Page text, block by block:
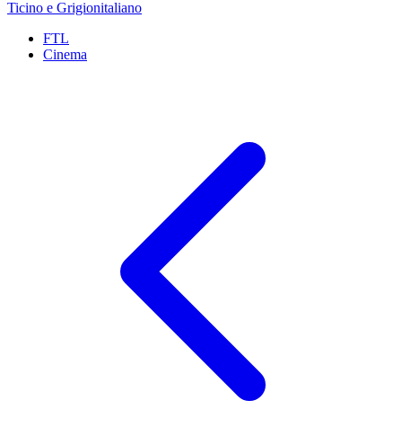
Ticino e Grigionitaliano
FTL
Cinema